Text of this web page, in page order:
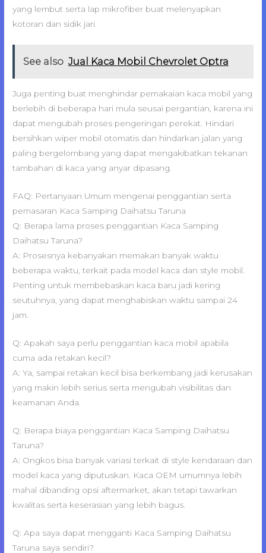
yang lembut serta lap mikrofiber buat melenyapkan
kotoran dan sidik jari.
See also Jual Kaca Mobil Chevrolet Optra
Juga penting buat menghindar pemakaian kaca mobil yang
berlebih di beberapa hari mula seusai pergantian, karena ini
dapat mengubah proses pengeringan perekat. Hindari
bersihkan wiper mobil otomatis dan hindarkan jalan yang
paling bergelombang yang dapat mengakibatkan tekanan
tambahan di kaca yang anyar dipasang.
FAQ: Pertanyaan Umum mengenai penggantian serta
pemasaran Kaca Samping Daihatsu Taruna
Q: Berapa lama proses penggantian Kaca Samping
Daihatsu Taruna?
A: Prosesnya kebanyakan memakan banyak waktu
beberapa waktu, terkait pada model kaca dan style mobil.
Penting untuk membebaskan kaca baru jadi kering
seutuhnya, yang dapat menghabiskan waktu sampai 24
jam.
Q: Apakah saya perlu penggantian kaca mobil apabila
cuma ada retakan kecil?
A: Ya, sampai retakan kecil bisa berkembang jadi kerusakan
yang makin lebih serius serta mengubah visibilitas dan
keamanan Anda.
Q: Berapa biaya penggantian Kaca Samping Daihatsu
Taruna?
A: Ongkos bisa banyak variasi terkait di style kendaraan dan
model kaca yang diputuskan. Kaca OEM umumnya lebih
mahal dibanding opsi aftermarket, akan tetapi tawarkan
kwalitas serta keserasian yang lebih bagus.
Q: Apa saya dapat mengganti Kaca Samping Daihatsu
Taruna saya sendiri?